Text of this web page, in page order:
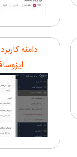
دامنه